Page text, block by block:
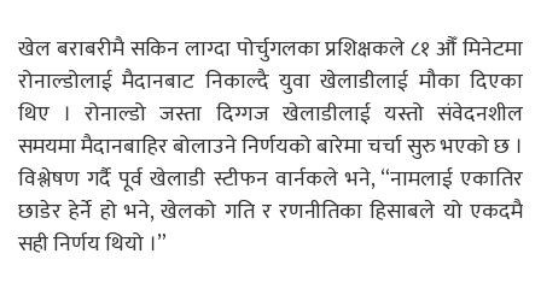
खेल बराबरीमै सकिन लाग्दा पोर्चुगलका प्रशिक्षकले ८१ औँ मिनेटमा
रोनाल्डोलाई मैदानबाट निकाल्दै युवा खेलाडीलाई मौका दिएका
थिए । रोनाल्डो जस्ता दिग्गज खेलाडीलाई यस्तो संवेदनशील
समयमा मैदानबाहिर बोलाउने निर्णयको बारेमा चर्चा सुरु भएको छ ।
विश्लेषण गर्दै पूर्व खेलाडी स्टीफन वार्नकले भने, “नामलाई एकातिर
छाडेर हेर्ने हो भने, खेलको गति र रणनीतिका हिसाबले यो एकदमै
सही निर्णय थियो ।”